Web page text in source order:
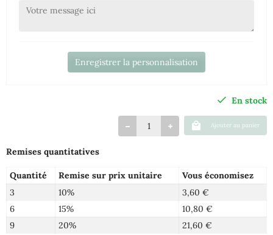
Enregistrer la personnalisation
En stock
Ajouter au panier
Remises quantitatives
Quantité Remise sur prix unitaire
Vous économisez
3
10%
3,60 €
6
15%
10,80 €
9
20% 21,60 €